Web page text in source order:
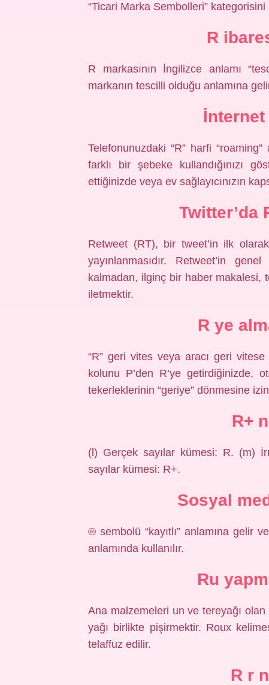
“Ticari Marka Sembolleri”
R
R markasının İngilizce anlamı
markanın tescilli olduğu anlamına
İnternet
Telefonunuzdaki “R” harfi
farklı bir şebeke kullandığınızı
ettiğinizde veya ev sağlayıcınızın
Twitter’da
Retweet (RT), bir tweet’in ilk
yayınlanmasıdır. Retweet’in
kalmadan, ilginç bir haber makalesi,
iletmektir.
R ye
“R” geri vites veya aracı geri
kolunu P’den R’ye getirdiğinizde,
tekerleklerinin “geriye” dönmesine
R+
(l) Gerçek sayılar kümesi: R. (m)
sayılar kümesi: R+.
Sosyal
® sembolü “kayıtlı” anlamına gelir
anlamında kullanılır.
Ru
Ana malzemeleri un ve tereyağı
yağı birlikte pişirmektir. Roux
telaffuz edilir.
R r